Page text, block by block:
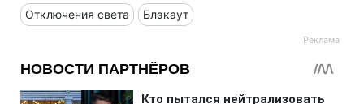
Отключения света Блэкаут